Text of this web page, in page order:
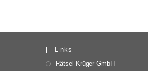
Links
Rätsel-Krüger GmbH